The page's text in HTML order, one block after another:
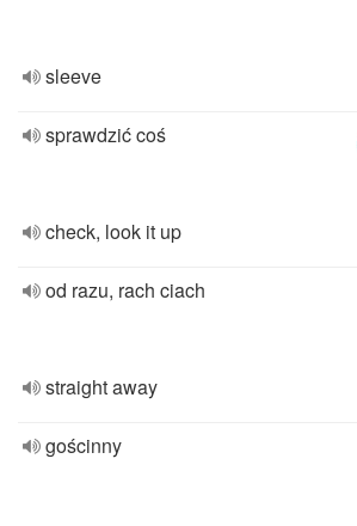
sleeve
sprawdzić coś
check, look it up
od razu, rach ciach
straight away
gościnny